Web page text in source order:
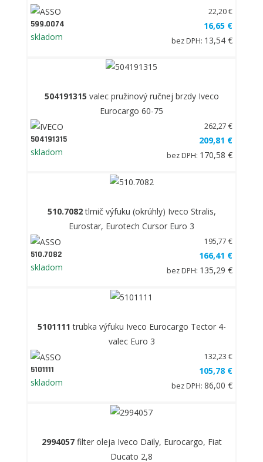
599.0074
skladom
22,20 €
16,65 €
bez DPH: 13,54 €
504191315 valec pružinový ručnej brzdy Iveco
Eurocargo 60-75
504191315
skladom
262,27 €
209,81 €
bez DPH: 170,58 €
510.7082tlmič výfuku (okrúhly) Iveco Stralis,
Eurostar, Eurotech Cursor Euro 3
510.7082
skladom
195,77 €
166,41 €
bez DPH: 135,29 €
5101111 trubka výfuku Iveco Eurocargo Tector 4-
valec Euro 3
5101111
skladom
132,23 €
105,78 €
bez DPH: 86,00 €
2994057filter oleja Iveco Daily, Eurocargo, Fiat
Ducato 2,8